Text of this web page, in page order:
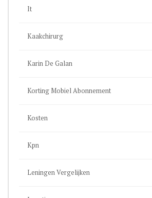
It
Kaakchirurg
Karin De Galan
Korting Mobiel Abonnement
Kosten
Kpn
Leningen Vergelijken